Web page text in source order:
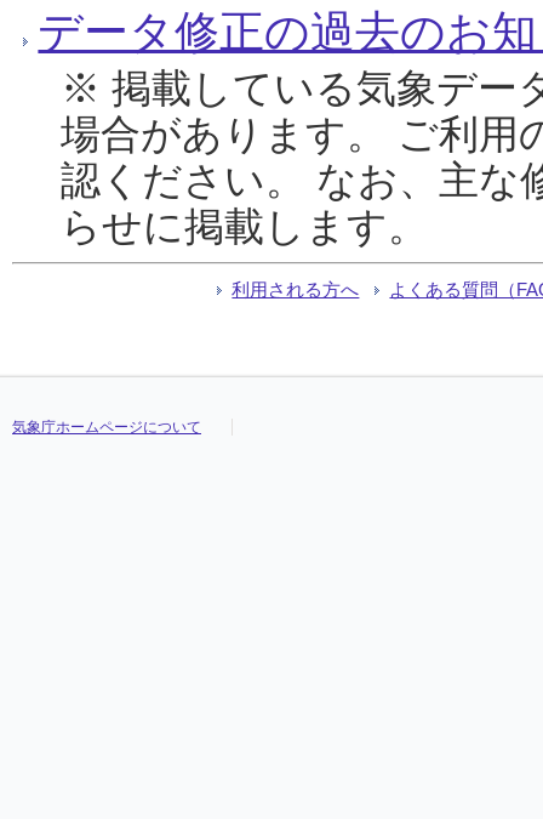
データ修正の過去のお
※ 掲載している気象デー
場合があります。 ご利用
認ください。 なお、主な
らせに掲載します。
利用される方へ よくある質問（
気象庁ホームページについて